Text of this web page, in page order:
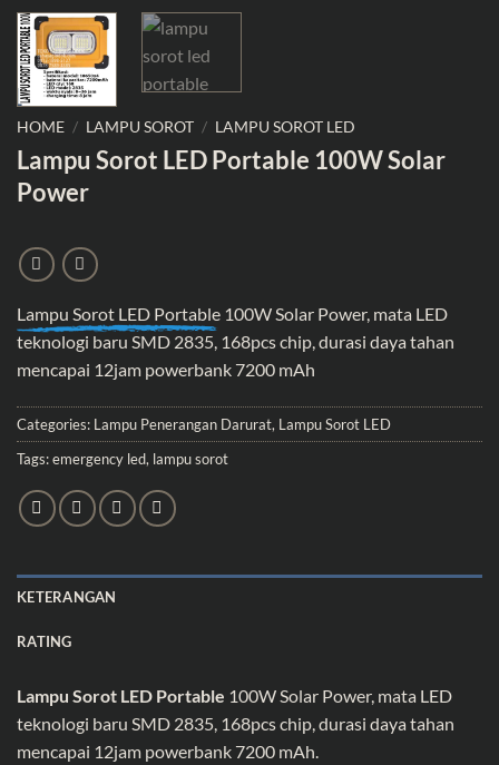
HOME / LAMPU SOROT / LAMPU SOROT LED
Lampu Sorot LED Portable 100W Solar
Power
Lampu Sorot LED Portable 100W Solar Power, mata LED
teknologi baru SMD 2835, 168pcs chip, durasi daya tahan
mencapai 12jam powerbank 7200 mAh
Categories: Lampu Penerangan Darurat, Lampu Sorot LED
Tags:emergency led, lampu sorot
KETERANGAN
RATING
Lampu Sorot LED Portable 100W Solar Power, mata LED
teknologi baru SMD 2835, 168pcs chip, durasi daya tahan
mencapai 12jam powerbank 7200 mAh.